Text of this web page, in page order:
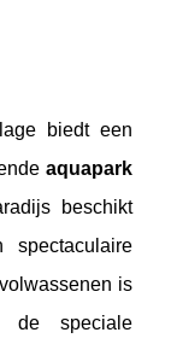
biedt een
aquapark
beschikt
is
de speciale